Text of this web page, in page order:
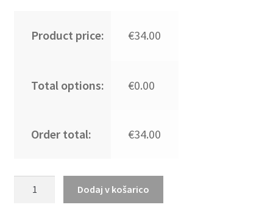
Product price: €34.00
Total options: €0.00
Order total: €34.00
Dodaj v košarico